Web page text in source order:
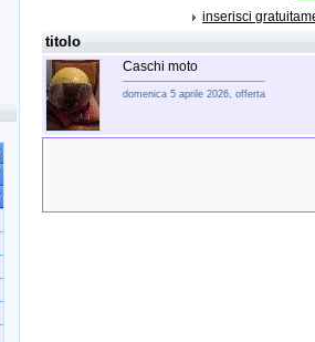
inserisci
titolo
Caschi moto
domenica 5 aprile 2026, offerta